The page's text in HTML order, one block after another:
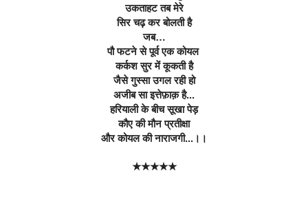
उकताहट तब मेरे
सिर चढ़ कर बोलती है
जब…
पौ फटने से पूर्व एक कोयल
कर्कश सुर में कूकती है
जैसे गुस्सा उगल रही हो
अजीब सा इत्तेफ़ाक़ है...
हरियाली के बीच सूखा पेड़
कौए की मौन प्रतीक्षा
और कोयल की नाराजगी...।।
★★★★★